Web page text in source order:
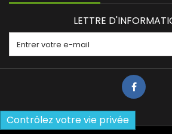
LETTRE
Contrôlez votre vie privée